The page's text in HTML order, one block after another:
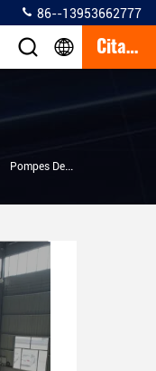
86--13953662777
Citation
Pompes De Drague De Rivière Personnalisées Pour Le Sable